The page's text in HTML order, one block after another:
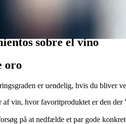
sobre el vino
oro
er uendelig, hvis du bliver
vin, hvor favoritproduktet er den
på at nedfælde et par gode